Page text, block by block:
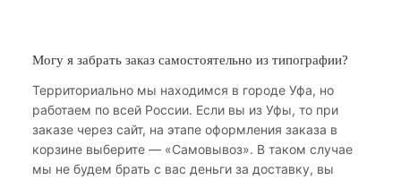
Могу я забрать заказ самостоятельно из типографии?
Территориально мы находимся в городе Уфа, но
работаем по всей России. Если вы из Уфы, то при
заказе через сайт, на этапе оформления заказа в
корзине выберите — «Самовывоз». В таком случае
мы не будем брать с вас деньги за доставку, вы